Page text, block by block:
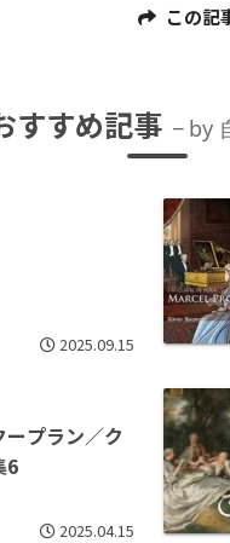
この記
すすめ記事 by
2025.09.15
ープラン／ク
6
2025.04.15